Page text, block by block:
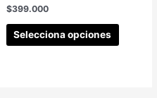
$399.000
Selecciona opciones